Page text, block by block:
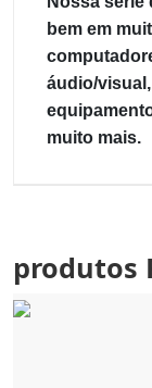
bem em
áudio/
muito mais.
produtos